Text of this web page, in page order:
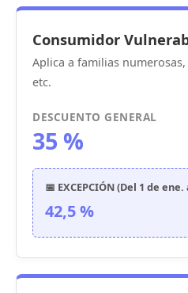
Consumidor
Aplica a familias
etc.
DESCUENTO GENERAL
35 %
📅 EXCEPCIÓN (Del 1 de
42,5 %